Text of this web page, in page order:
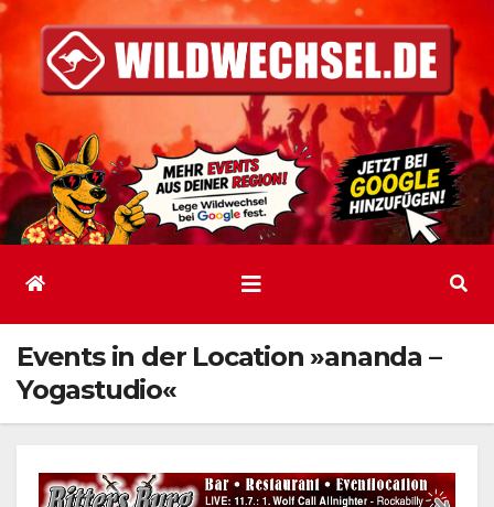
Inhalt
springen
Events in der Location »ananda –
Yogastudio«